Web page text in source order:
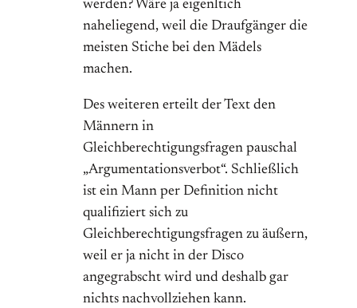
werden? Wäre ja eigenltich
naheliegend, weil die Draufgänger die
meisten Stiche bei den Mädels
machen.
Des weiteren erteilt der Text den
Männern in
Gleichberechtigungsfragen pauschal
„Argumentationsverbot“. Schließlich
ist ein Mann per Definition nicht
qualifiziert sich zu
Gleichberechtigungsfragen zu äußern,
weil er ja nicht in der Disco
angegrabscht wird und deshalb gar
nichts nachvollziehen kann.